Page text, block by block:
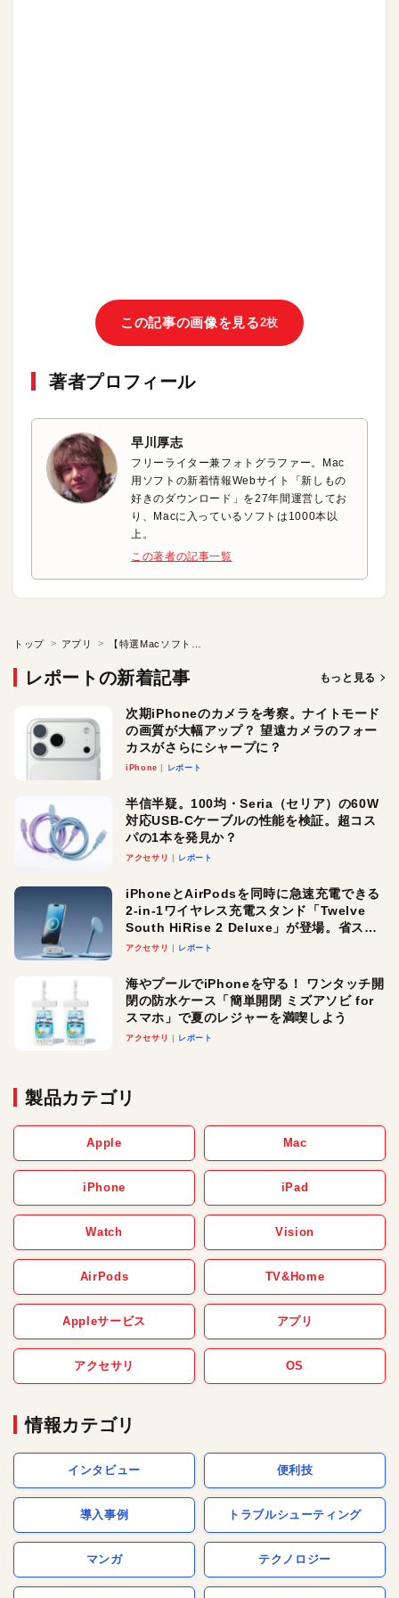
この記事の画像を見る2枚
著者プロフィール
早川厚志
フリーライター兼フォトグラファー。Mac
用ソフトの新着情報Webサイト「新しもの
好きのダウンロード」を27年間運営してお
り、Macに入っているソフトは1000本以
上。
この著者の記事一覧
トップ アプリ
レポートの新着記事 もっと見る
次期iPhoneのカメラを考察。ナイトモード
の画質が大幅アップ？ 望遠カメラのフォー
カスがさらにシャープに？
iPhone レポート
半信半疑。100均・Seria（セリア）の60W
対応USB-Cケーブルの性能を検証。超コス
パの1本を発見か？
アクセサリ レポート
iPhoneとAirPodsを同時に急速充電できる
2-in-1ワイヤレス充電スタンド「Twelve
South HiRise 2 Deluxe」が登場。省スペ
ースでおしゃれに充電したい人にオスス
アクセサリ レポート
海やプールでiPhoneを守る！ ワンタッチ開
閉の防水ケース「簡単開閉 ミズアソビ for
スマホ」で夏のレジャーを満喫しよう
アクセサリ レポート
製品カテゴリ
Apple Mac
iPhone iPad
Watch Vision
AirPods TV&Home
Appleサービス アプリ
アクセサリ OS
情報カテゴリ
インタビュー 便利技
導入事例 トラブルシューティング
マンガ テクノロジー